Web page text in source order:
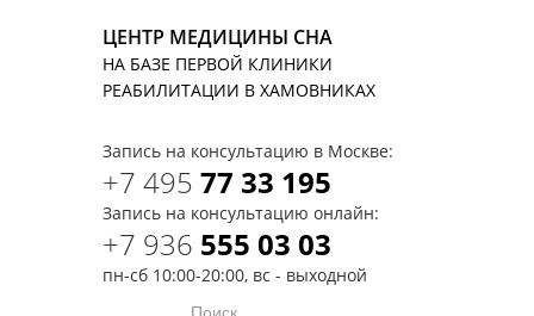
ЦЕНТР МЕДИЦИНЫ СНА
НА БАЗЕ ПЕРВОЙ КЛИНИКИ
РЕАБИЛИТАЦИИ В ХАМОВНИКАХ
Запись на консультацию в Москве:
+7 495 77 33 195
Запись на консультацию онлайн:
+7 936 555 03 03
пн-сб 10:00-20:00, вс - выходной